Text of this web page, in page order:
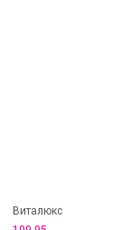
Виталюкс